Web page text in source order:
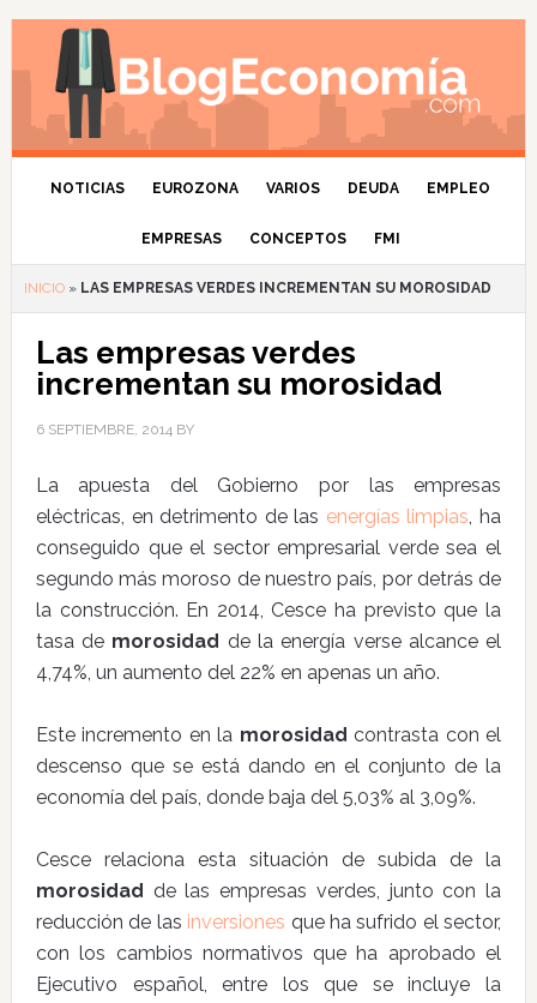
NOTICIAS EUROZONA VARIOS DEUDA EMPLEO
EMPRESAS CONCEPTOS FMI
INICIO» LAS EMPRESAS VERDES INCREMENTAN SU MOROSIDAD
Las empresas verdes
incrementan su morosidad
6 SEPTIEMBRE, 2014BY
La apuesta del Gobierno por las empresas
eléctricas, en detrimento de las energías limpias, ha
conseguido que el sector empresarial verde sea el
segundo más moroso de nuestro país, por detrás de
la construcción. En 2014, Cesce ha previsto que la
tasa de morosidad de la energía verse alcance el
4,74%, un aumento del 22% en apenas un año.
Este incremento en la morosidad contrasta con el
descenso que se está dando en el conjunto de la
economía del país, donde baja del 5,03% al 3,09%.
Cesce relaciona esta situación de subida de la
morosidad de las empresas verdes, junto con la
reducción de las inversiones que ha sufrido el sector,
con los cambios normativos que ha aprobado el
Ejecutivo español, entre los que se incluye la